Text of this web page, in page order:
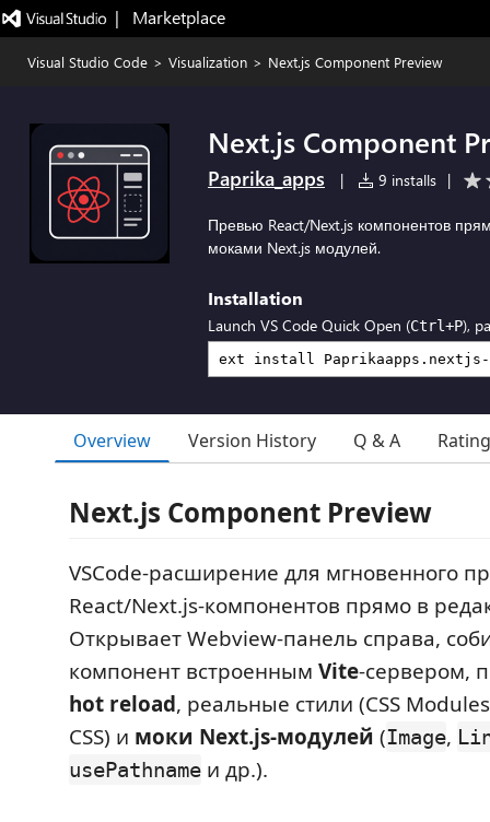
|   Marketplace
Visual Studio Code > Visualization > Next.js Component Preview
Next.js Component
Paprika_apps | 9 installs |
Превью React/Next.js компонентов
моками Next.js модулей.
Installation
Launch VS Code Quick Open (Ctrl+P),
Overview Version History Q & A
Next.js Component Preview
VSCode-расширение для мгновенного
React/Next.js-компонентов прямо в
Открывает Webview-панель справа,
компонент встроенным Vite-сервером,
hot reload, реальные стили (CSS
CSS) и моки Next.js-модулей (Image,
usePathname и др.).